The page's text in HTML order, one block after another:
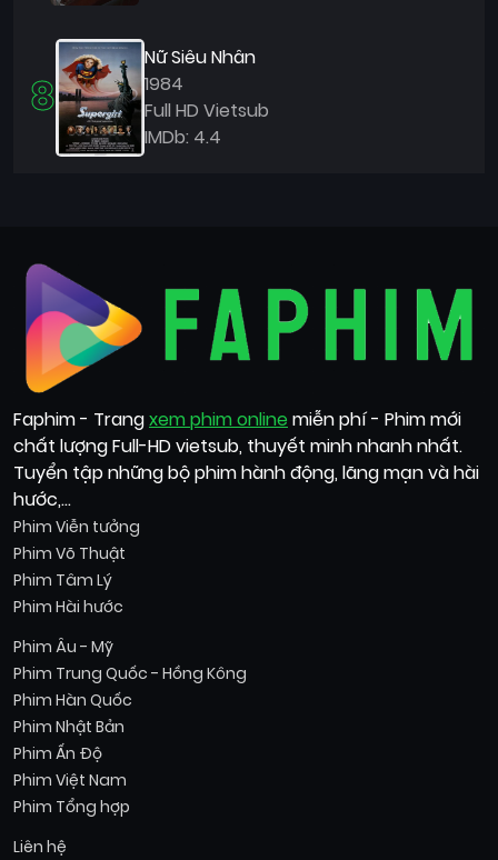
8
Nữ Siêu Nhân
1984
Full HD Vietsub
IMDb: 4.4
Faphim - Trangxem phim online miễn phí - Phim mới
chất lượng Full-HD vietsub, thuyết minh nhanh nhất.
Tuyển tập những bộ phim hành động, lãng mạn và hài
hước,...
Phim Viễn tưởng
Phim Võ Thuật
Phim Tâm Lý
Phim Hài hước
Phim Âu - Mỹ
Phim Trung Quốc - Hồng Kông
Phim Hàn Quốc
Phim Nhật Bản
Phim Ấn Độ
Phim Việt Nam
Phim Tổng hợp
Liên hệ